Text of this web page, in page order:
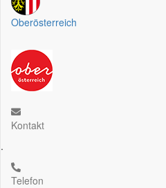
Oberösterreich
Kontakt
.
Telefon